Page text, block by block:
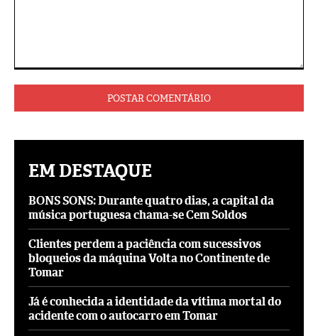
EM DESTAQUE
BONS SONS: Durante quatro dias, a capital da
música portuguesa chama-se Cem Soldos
Clientes perdem a paciência com sucessivos
bloqueios da máquina Volta no Continente de
Tomar
Já é conhecida a identidade da vítima mortal do
acidente com o autocarro em Tomar